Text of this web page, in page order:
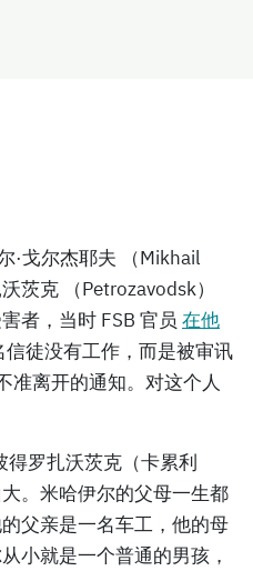
·戈尔杰耶夫 （Mikhail
茨克 （Petrozavodsk）
者，当时 FSB 官员 在他
信徒没有工作，而是被审讯
准离开的通知。对这个人
罗扎沃茨克（卡累利
。米哈伊尔的父母一生都
父亲是一名车工，他的母
小就是一个普通的男孩，